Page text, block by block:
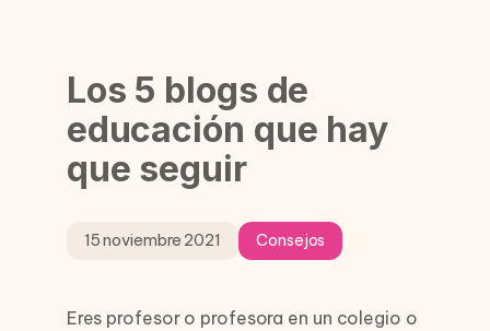
Los 5 blogs de
educación que hay
que seguir
15 noviembre 2021 Consejos
Eres profesor o profesora en un colegio o